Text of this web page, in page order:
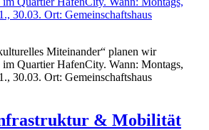
Miteinander“ planen wir
Quartier HafenCity. Wann: Montags,
30.03. Ort: Gemeinschaftshaus
& Mobilität